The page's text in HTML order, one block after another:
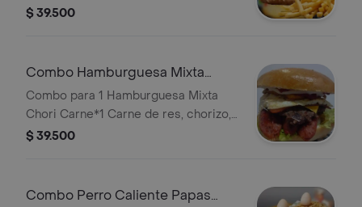
jamón, plátano en tajadas, cebolla,
Cola 250 ml.
$ 39.500
Combo Hamburguesa Mixta
Chori Carne Papas+Bebida
Combo para 1 Hamburguesa Mixta
Chori Carne*1 Carne de res, chorizo,
huevo, jamón, tocineta, tajadas de
con gaseosa 250 mlo y porción de
$ 39.500
Combo Perro Caliente Papas